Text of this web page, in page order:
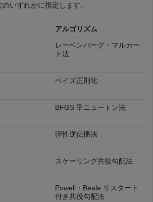
いずれかに指定します。
アルゴリズム
レーベンバーグ・マルカー
ト法
ベイズ正則化
BFGS 準ニュートン法
弾性逆伝播法
スケーリング共役勾配法
Powell・Beale リスタート
付き共役勾配法